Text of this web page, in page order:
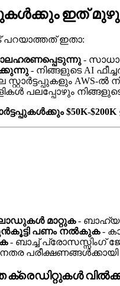
ഇത്
പറയാത്തത് ഇതാ:
-
- നിങ്ങളുടെ AI
സ്റ്റാർട്ടപ്പുകളും AWS-
പലപ്പോഴും
$50K-
മാറ്റുക- ബാഹ്യ
പണം നൽകുക-
- ബാച്ച് പ്രോസസ്സിംഗ്
പരീക്ഷണങ്ങൾക്കായി
ക്രെഡിറ്റുകൾ